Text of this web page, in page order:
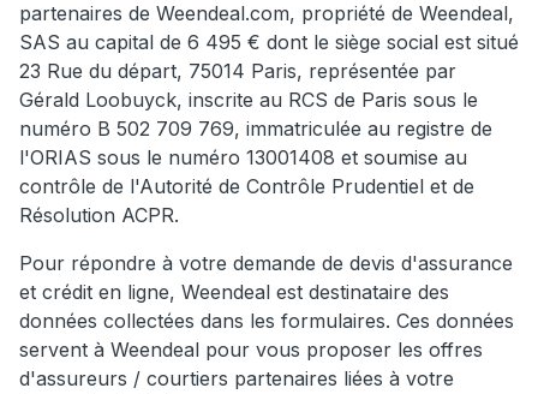
partenaires de Weendeal.com, propriété de Weendeal,
SAS au capital de 6 495 € dont le siège social est situé
23 Rue du départ, 75014 Paris, représentée par
Gérald Loobuyck, inscrite au RCS de Paris sous le
numéro B 502 709 769, immatriculée au registre de
l'ORIAS sous le numéro 13001408 et soumise au
contrôle de l'Autorité de Contrôle Prudentiel et de
Résolution ACPR.
Pour répondre à votre demande de devis d'assurance
et crédit en ligne, Weendeal est destinataire des
données collectées dans les formulaires. Ces données
servent à Weendeal pour vous proposer les offres
d'assureurs / courtiers partenaires liées à votre